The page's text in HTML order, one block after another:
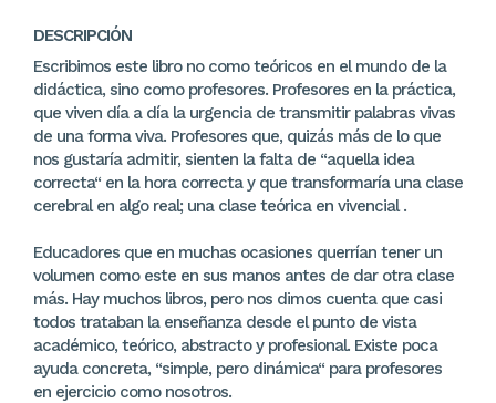
DESCRIPCIÓN
Escribimos este libro no como teóricos en el mundo de la
didáctica, sino como profesores. Profesores en la práctica,
que viven día a día la urgencia de transmitir palabras vivas
de una forma viva. Profesores que, quizás más de lo que
nos gustaría admitir, sienten la falta de “aquella idea
correcta“ en la hora correcta y que transformaría una clase
cerebral en algo real; una clase teórica en vivencial .
Educadores que en muchas ocasiones querrían tener un
volumen como este en sus manos antes de dar otra clase
más. Hay muchos libros, pero nos dimos cuenta que casi
todos trataban la enseñanza desde el punto de vista
académico, teórico, abstracto y profesional. Existe poca
ayuda concreta, “simple, pero dinámica“ para profesores
en ejercicio como nosotros.